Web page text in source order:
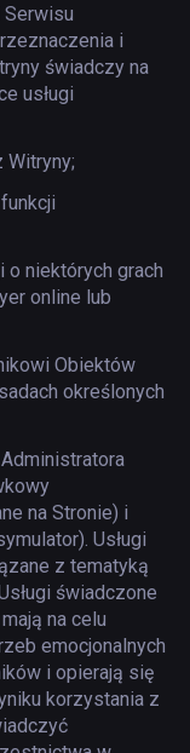
i
świadczy na
usługi
Witryny;
o niektórych grach
online lub
Obiektów
określonych
na Stronie) i
Usługi
z tematyką
świadczone
na celu
emocjonalnych
i opierają się
korzystania z